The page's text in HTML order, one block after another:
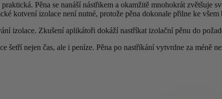
Pěna se nanáší nástřikem a okamžitě mnohokrát zvětšuje
kotvení izolace není nutné, protože pěna dokonale přilne ke
izolace. Zkušení aplikátoři dokáží nastříkat izolační pěnu do
šetří nejen čas, ale i peníze. Pěna po nastříkání vytvrdne za méně